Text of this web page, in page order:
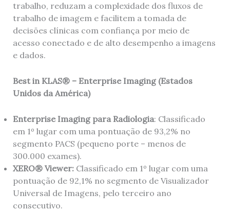
trabalho, reduzam a complexidade dos fluxos de
trabalho de imagem e facilitem a tomada de
decisões clínicas com confiança por meio de
acesso conectado e de alto desempenho a imagens
e dados.
Best in KLAS® – Enterprise Imaging (Estados
Unidos da América)
Enterprise Imaging para Radiologia: Classificado
em 1º lugar com uma pontuação de 93,2% no
segmento PACS (pequeno porte – menos de
300.000 exames).
XERO® Viewer:Classificado em 1º lugar com uma
pontuação de 92,1% no segmento de Visualizador
Universal de Imagens, pelo terceiro ano
consecutivo.